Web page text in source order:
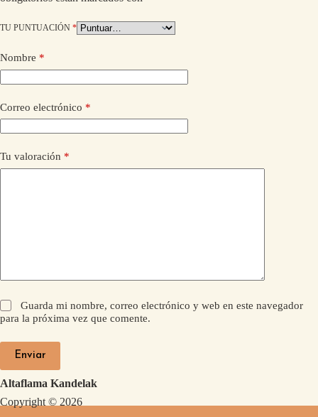
TU PUNTUACIÓN *
Nombre *
Correo electrónico *
Tu valoración *
Guarda mi nombre, correo electrónico y web en este navegador
para la próxima vez que comente.
Enviar
Altaflama Kandelak
Copyright © 2026